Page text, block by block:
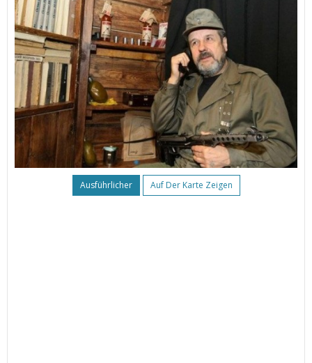
Ausführlicher Auf Der Karte Zeigen